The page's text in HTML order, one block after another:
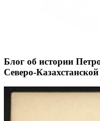
Блог об истории
Северо-